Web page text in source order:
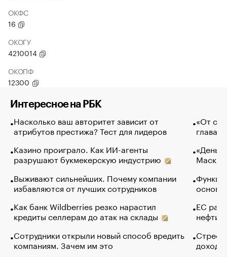
ОКФС
16
ОКОГУ
4210014
ОКОПФ
12300
Интересное на РБК
Насколько ваш авторитет зависит от
атрибутов престижа? Тест для лидеров
Казино проиграло. Как ИИ-агенты
разрушают букмекерскую индустрию
Выживают сильнейших. Почему компании
избавляются от лучших сотрудников
Как банк Wildberries резко нарастил
кредиты селлерам до атак на склады
Сотрудники открыли новый способ вредить
компаниям. Зачем им это
«От
глава
Маск в
основ
ЕС
нефти